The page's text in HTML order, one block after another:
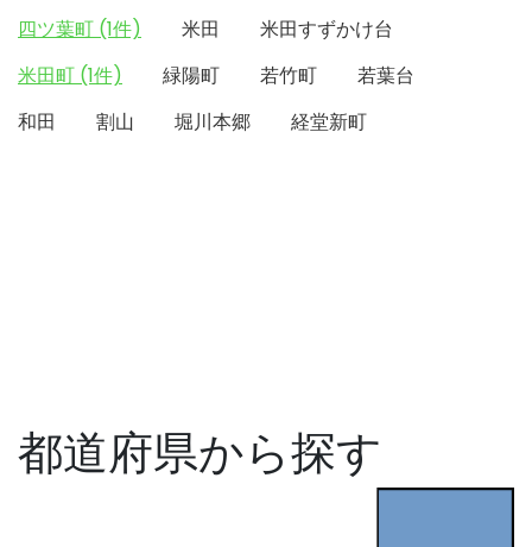
四ツ葉町 (1件)
米田
米田すずかけ台
米田町 (1件)
緑陽町 若竹町
若葉台
和田
割山 堀川本郷 経堂新町
都道府県から探す